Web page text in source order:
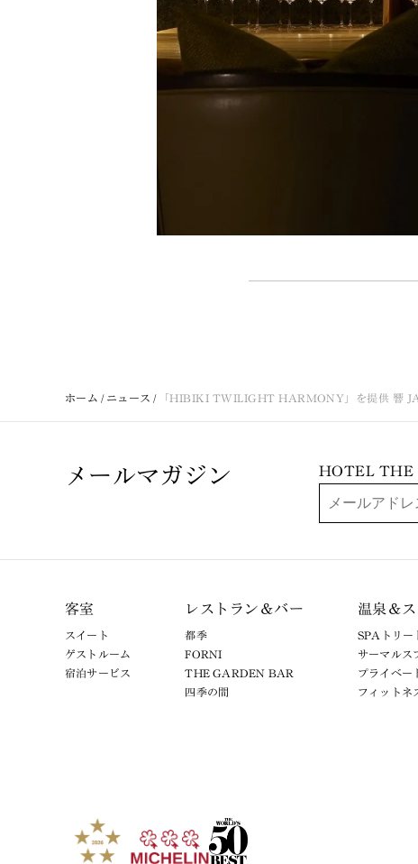
ホーム ニュース 「HIBIKI TWILIGHT HARMONY」を提供 響
メールマガジン HOTEL THE
客室
スイート
ゲストルーム
宿泊サービス
レストラン＆バー
都季
FORNI
THE GARDEN BAR
四季の間
温泉＆
SPAトリー
サーマルス
プライベー
フィットネ